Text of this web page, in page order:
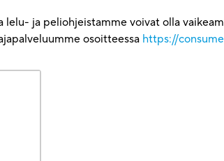
ja peliohjeistamme voivat olla
osoitteessa https://